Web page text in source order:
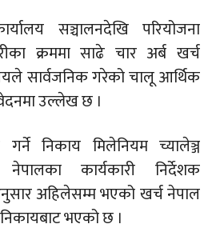
सञ्चालनदेखि परियोजना
क्रममा साढे चार अर्ब खर्च
सार्वजनिक गरेको चालू आर्थिक
उल्लेख छ ।
गर्ने निकाय मिलेनियम च्यालेञ्ज
कार्यकारी निर्देशक
अहिलेसम्म भएको खर्च नेपाल
भएको छ ।